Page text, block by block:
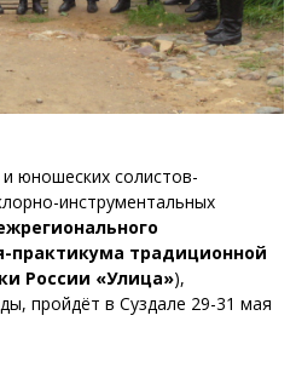
юношеских солистов-
инструментальных
практикума традиционной
России «Улица»),
пройдёт в Суздале 29-31 мая